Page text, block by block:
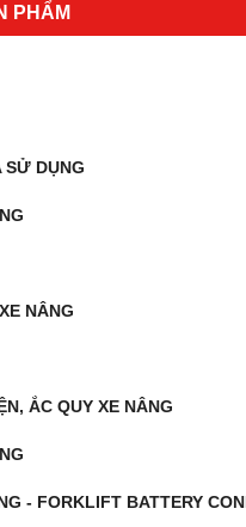
PHẨM
SỬ DỤNG
NÂNG
ẮC QUY XE NÂNG
- FORKLIFT BATTERY